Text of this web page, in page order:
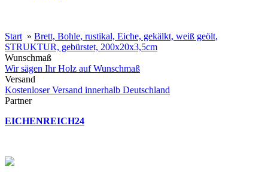
Start » Brett, Bohle, rustikal, Eiche, gekälkt, weiß geölt,
STRUKTUR, gebürstet, 200x20x3,5cm
Wunschmaß
Wir sägen Ihr Holz auf Wunschmaß
Versand
Kostenloser Versand innerhalb Deutschland
Partner
EICHENREICH24